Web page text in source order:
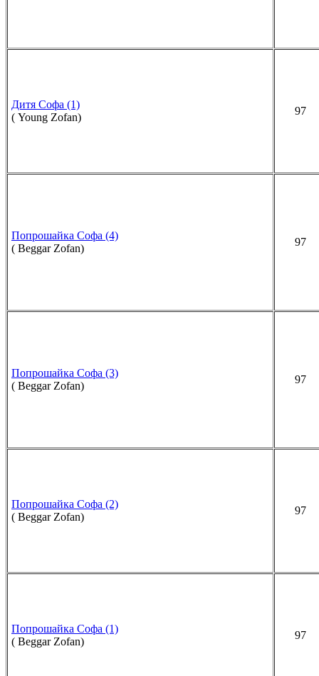
Дитя Софа (1)
( Young Zofan)
97
Попрошайка Софа (4)
( Beggar Zofan)
97
Попрошайка Софа (3)
( Beggar Zofan)
97
Попрошайка Софа (2)
( Beggar Zofan)
97
Попрошайка Софа (1)
( Beggar Zofan)
97